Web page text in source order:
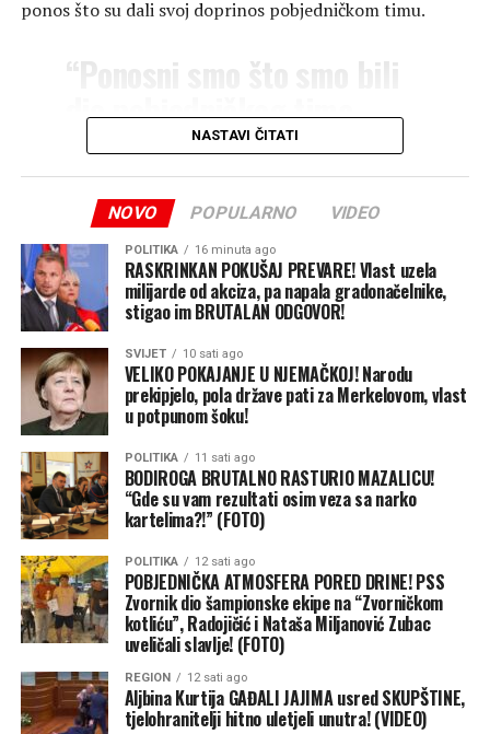
ponos što su dali svoj doprinos pobjedničkom timu.
“Ponosni smo što smo bili
dio pobjedničkog tima
Velizar 2 na ovogodišnjem
‘Zvorničkom kotliću’! U
okviru manifestacije
‘Zvorničko ljeto’, na
gradskoj plaži u Zvorniku
okupile su se brojne ekipe,
majstori riblje čorbe i
lovačkog gulaša, kao i
veliki broj posjetilaca koji
su uživali u druženju i
takmičarskom duhu pored
Drine”, saopšteno je iz PSS
Zvornik.
Iz ove političke organizacije naglašavaju da je događaju
dodata posebna energija prisustvom uvaženih gostiju
koji su podržali pobjedničku ekipu.
NASTAVI ČITATI
NOVO POPULARNO VIDEO
POLITIKA 16 minuta ago
RASKRINKAN POKUŠAJ PREVARE! Vlast uzela
milijarde od akciza, pa napala gradonačelnike,
stigao im BRUTALAN ODGOVOR!
SVIJET 10 sati ago
VELIKO POKAJANJE U NJEMAČKOJ! Narodu
prekipjelo, pola države pati za Merkelovom, vlast
u potpunom šoku!
POLITIKA 11 sati ago
BODIROGA BRUTALNO RASTURIO MAZALICU!
“Gde su vam rezultati osim veza sa narko
kartelima?!” (FOTO)
POLITIKA 12 sati ago
POBJEDNIČKA ATMOSFERA PORED DRINE! PSS
Zvornik dio šampionske ekipe na “Zvorničkom
kotliću”, Radojičić i Nataša Miljanović Zubac
uveličali slavlje! (FOTO)
REGION 12 sati ago
Aljbina Kurtija GAĐALI JAJIMA usred SKUPŠTINE,
tjelohranitelji hitno uletjeli unutra! (VIDEO)